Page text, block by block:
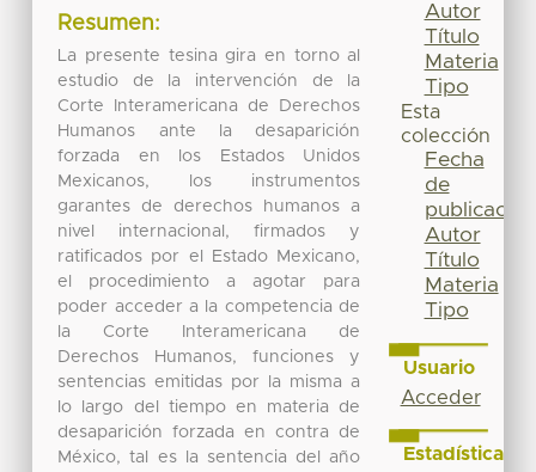
Resumen:
La presente tesina gira en torno al
estudio de la intervención de la
Corte Interamericana de Derechos
Humanos ante la desaparición
forzada en los Estados Unidos
Mexicanos, los instrumentos
garantes de derechos humanos a
nivel internacional, firmados y
ratificados por el Estado Mexicano,
el procedimiento a agotar para
poder acceder a la competencia de
la Corte Interamericana de
Derechos Humanos, funciones y
sentencias emitidas por la misma a
lo largo del tiempo en materia de
desaparición forzada en contra de
México, tal es la sentencia del año
Autor
Título
Materia
Tipo
Esta
colección
Fecha
de
publicación
Autor
Título
Materia
Tipo
Usuario
Acceder
Estadísticas